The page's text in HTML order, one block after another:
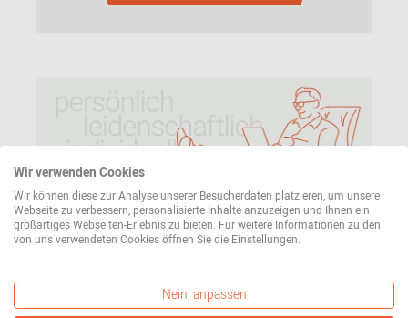
Unsere Mission
individuellen und leidenschaftlichen Service. Vom
ersten Kontakt bis zur Lieferung Ihrer Bestellung.
Wir verwenden Cookies
Wir können diese zur Analyse unserer Besucherdaten platzieren, um unsere
Webseite zu verbessern, personalisierte Inhalte anzuzeigen und Ihnen ein
großartiges Webseiten-Erlebnis zu bieten. Für weitere Informationen zu den
von uns verwendeten Cookies öffnen Sie die Einstellungen.
Nein, anpassen